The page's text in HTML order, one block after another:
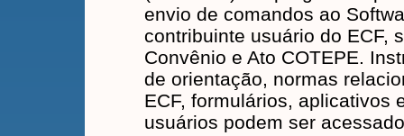
envio de comandos ao
contribuinte usuário do ECF,
Convênio e Ato COTEPE.
de orientação, normas
ECF, formulários, aplicativos
usuários podem ser